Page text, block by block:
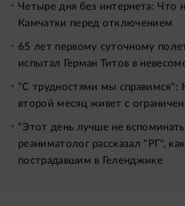
Четыре дня без интернета: Что
Камчатки перед отключением
65 лет первому суточному
испытал Герман Титов в
"С трудностями мы справимся":
второй месяц живет с
"Этот день лучше не
реаниматолог рассказал "РГ",
пострадавшим в Геленджике